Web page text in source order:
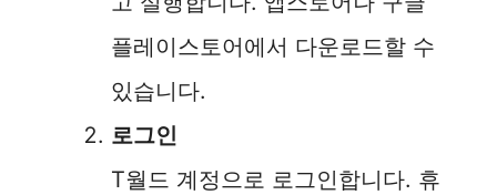
플레이스토어에서 다운로드할 수
있습니다.
로그인
T월드 계정으로 로그인합니다. 휴